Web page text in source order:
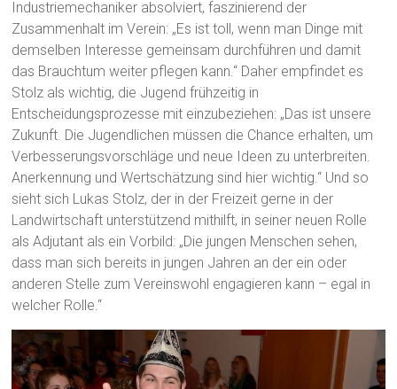
Industriemechaniker absolviert, faszinierend der
Zusammenhalt im Verein: „Es ist toll, wenn man Dinge mit
demselben Interesse gemeinsam durchführen und damit
das Brauchtum weiter pflegen kann.“ Daher empfindet es
Stolz als wichtig, die Jugend frühzeitig in
Entscheidungsprozesse mit einzubeziehen: „Das ist unsere
Zukunft. Die Jugendlichen müssen die Chance erhalten, um
Verbesserungsvorschläge und neue Ideen zu unterbreiten.
Anerkennung und Wertschätzung sind hier wichtig.“ Und so
sieht sich Lukas Stolz, der in der Freizeit gerne in der
Landwirtschaft unterstützend mithilft, in seiner neuen Rolle
als Adjutant als ein Vorbild: „Die jungen Menschen sehen,
dass man sich bereits in jungen Jahren an der ein oder
anderen Stelle zum Vereinswohl engagieren kann – egal in
welcher Rolle.“